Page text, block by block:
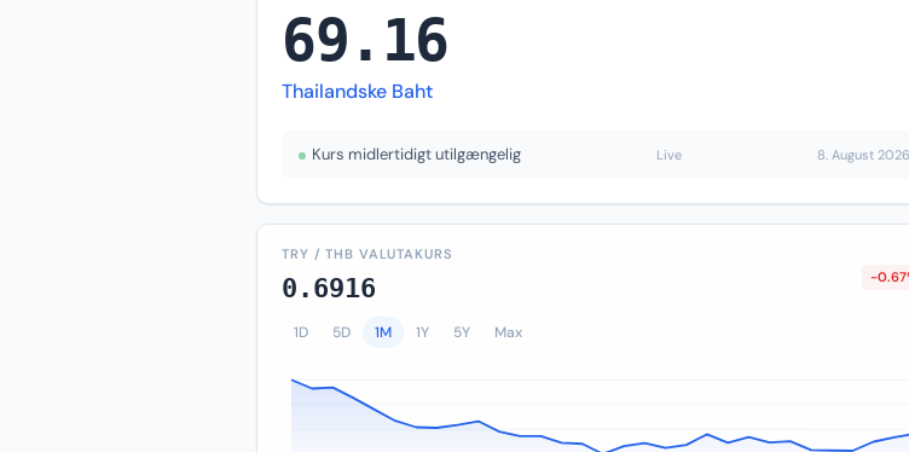
69.16
Thailandske Baht
Kurs midlertidigt utilgængelig Live 8. August 2026
TRY / THB VALUTAKURS
0.6916 -
1D 5D 1M 1Y 5Y Max